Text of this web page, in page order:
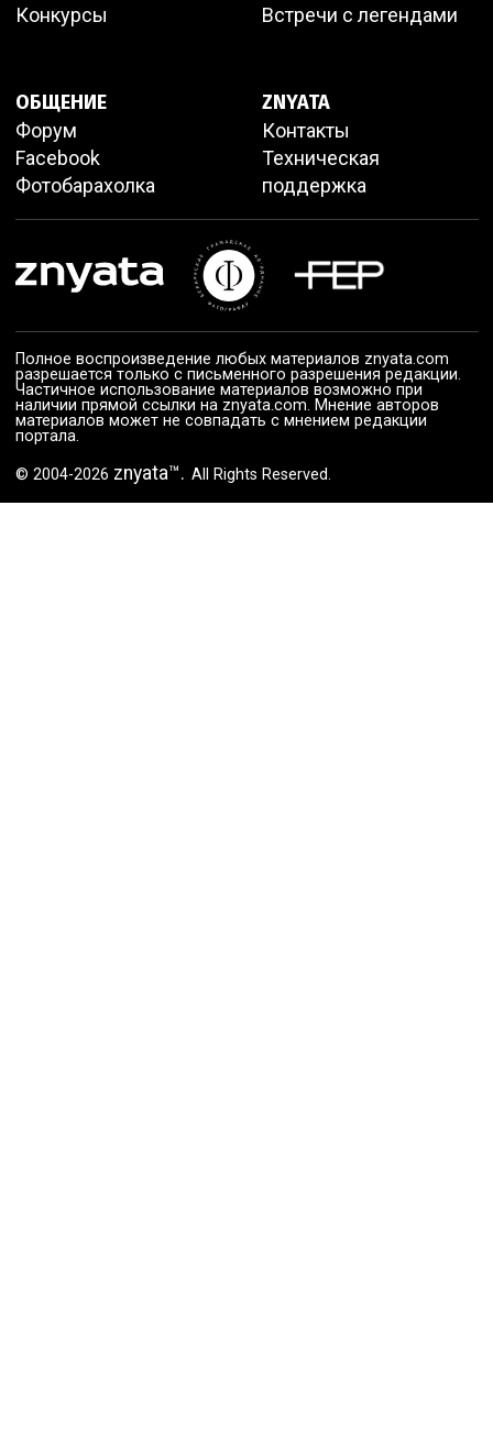
Конкурсы
Встречи с легендами
ОБЩЕНИЕ
Форум
Facebook
Фотобарахолка
ZNYATA
Контакты
Техническая
поддержка
Полное воспроизведение любых материалов znyata.com
разрешается только с письменного разрешения редакции.
Частичное использование материалов возможно при
наличии прямой ссылки на znyata.com. Мнение авторов
материалов может не совпадать с мнением редакции
портала.
© 2004-2026 znyata™. All Rights Reserved.